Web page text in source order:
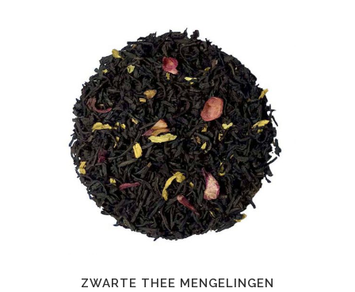
ZWARTE THEE MENGELINGEN